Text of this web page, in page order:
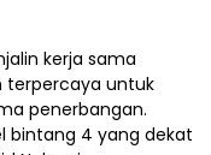
kerja sama
terpercaya untuk
penerbangan.
bintang 4 yang dekat